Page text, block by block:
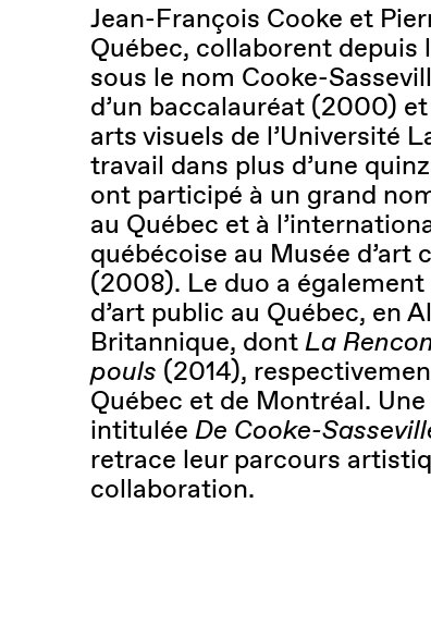
Jean-François Cooke et
Québec, collaborent
sous le nom Cooke-
d’un baccalauréat (2000)
arts visuels de l’Université
travail dans plus d’une
ont participé à un grand
au Québec et à
québécoise au Musée
(2008). Le duo a
d’art public au Québec, en
Britannique, dontLa
pouls (2014),
Québec et de Montréal.
intitulée De Cooke-
retrace leur parcours
collaboration.